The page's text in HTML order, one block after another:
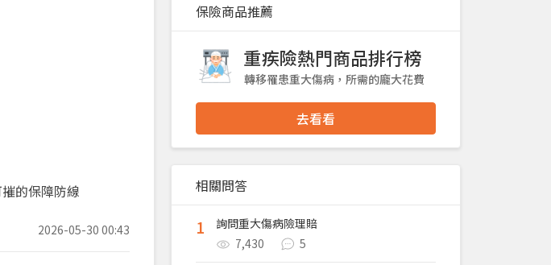
的保障防線
2026-05-30 00:43
保險商品推薦
重疾險熱門商品排行榜
轉移罹患重大傷病，所需的龐大花費
去看看
相關問答
1
詢問重大傷病險理賠
7,430
5